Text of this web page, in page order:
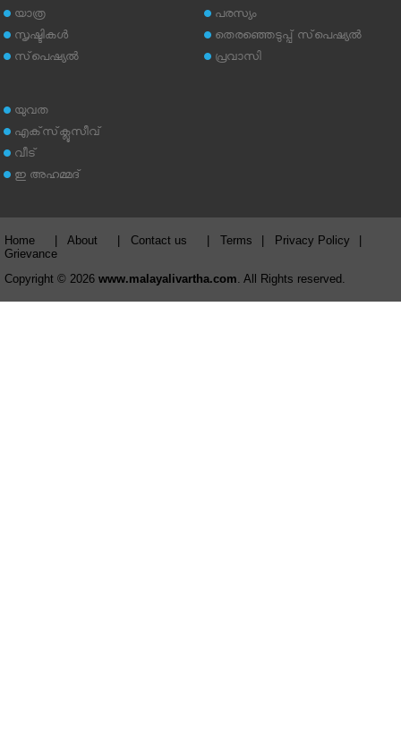
യാത്ര
സൃഷ്ടികള്‍
സ്‌പെഷ്യല്‍
പരസ്യം
തെരഞ്ഞെടുപ്പ് സ്‌പെഷ്യല്‍
പ്രവാസി
യുവത
എക്‌സ്‌ക്ലൂസീവ്
വീട്
ഇ അഹമ്മദ്‌
Home About Contact us Terms Privacy Policy
Grievance
Copyright © 2026 www.malayalivartha.com . All Rights reserved.